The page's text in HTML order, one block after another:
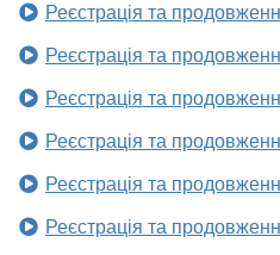
Реєстрація та
Реєстрація та
Реєстрація та
Реєстрація та
Реєстрація та
Реєстрація та